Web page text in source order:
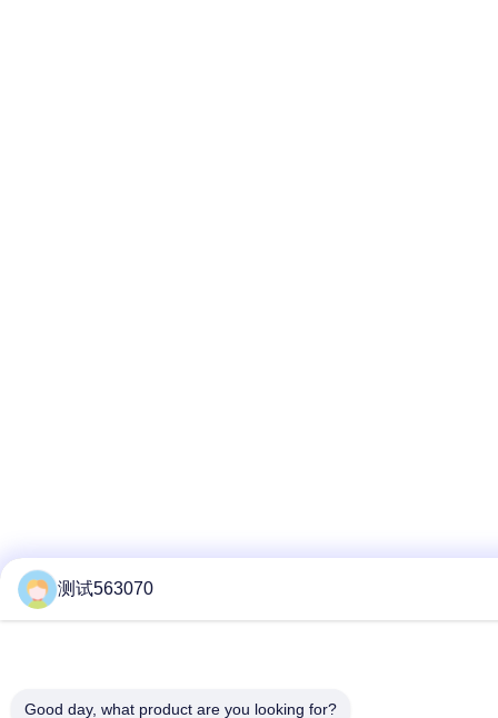
测试563070
Good day, what product are you looking for?